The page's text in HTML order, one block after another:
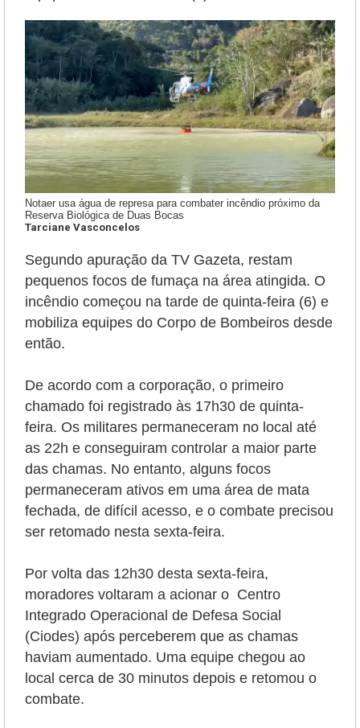
Notaer usa água de represa para combater incêndio próximo da
Reserva Biológica de Duas Bocas
Tarciane Vasconcelos
Segundo apuração da TV Gazeta, restam
pequenos focos de fumaça na área atingida. O
incêndio começou na tarde de quinta-feira (6) e
mobiliza equipes do Corpo de Bombeiros desde
então.
De acordo com a corporação, o primeiro
chamado foi registrado às 17h30 de quinta-
feira. Os militares permaneceram no local até
as 22h e conseguiram controlar a maior parte
das chamas. No entanto, alguns focos
permaneceram ativos em uma área de mata
fechada, de difícil acesso, e o combate precisou
ser retomado nesta sexta-feira.
Por volta das 12h30 desta sexta-feira,
moradores voltaram a acionar o Centro
Integrado Operacional de Defesa Social
(Ciodes) após perceberem que as chamas
haviam aumentado. Uma equipe chegou ao
local cerca de 30 minutos depois e retomou o
combate.